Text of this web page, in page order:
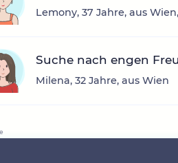
Lemony, 37 Jahre, aus
Suche nach engen
Milena, 32 Jahre, aus Wien